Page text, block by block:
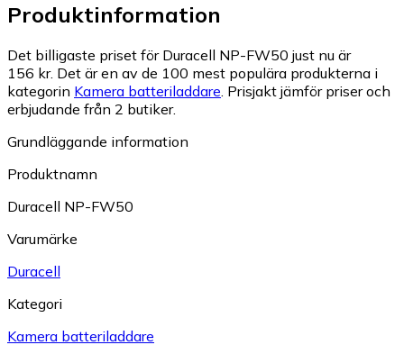
Produktinformation
Det billigaste priset för Duracell NP-FW50 just nu är
156 kr. Det är en av de 100 mest populära produkterna i
kategorin Kamera batteriladdare Prisjakt jämför priser och
erbjudande från 2 butiker.
Grundläggande information
Produktnamn
Duracell NP-FW50
Varumärke
Duracell
Kategori
Kamera batteriladdare